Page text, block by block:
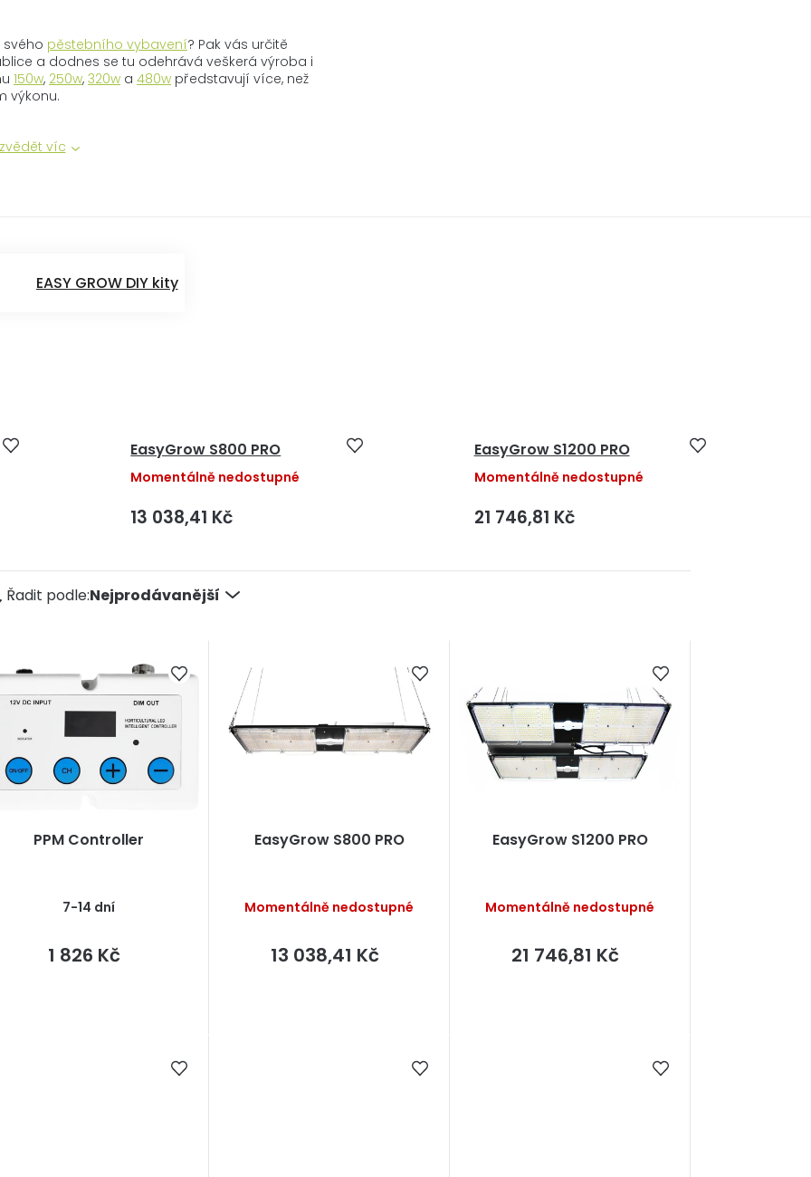
pěstebního vybavení? Pak vás určitě
a dodnes se tu odehrává veškerá výroba i
150w, 250w, 320w a 480w představují více, než
výkonu.
víc
EASY GROW DIY kity
EasyGrow S800 PRO
13 038,41 Kč
Momentálně nedostupné
EasyGrow S1200 PRO
21 746,81 Kč
Momentálně nedostupné
Řadit podle:Nejprodávanější
PPM Controller
7-14 dní
1 826 Kč
EasyGrow S800 PRO
Momentálně nedostupné
13 038,41 Kč
EasyGrow S1200 PRO
Momentálně nedostupné
21 746,81 Kč